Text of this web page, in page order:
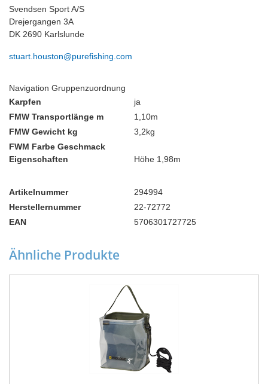
Svendsen Sport A/S
Drejergangen 3A
DK 2690 Karlslunde
stuart.houston@purefishing.com
Navigation Gruppenzuordnung
Karpfen
ja
FMW Transportlänge m
1,10m
FMW Gewicht kg
3,2kg
FWM Farbe Geschmack
Eigenschaften
Höhe 1,98m
Artikelnummer
294994
Herstellernummer
22-72772
EAN
5706301727725
Ähnliche Produkte